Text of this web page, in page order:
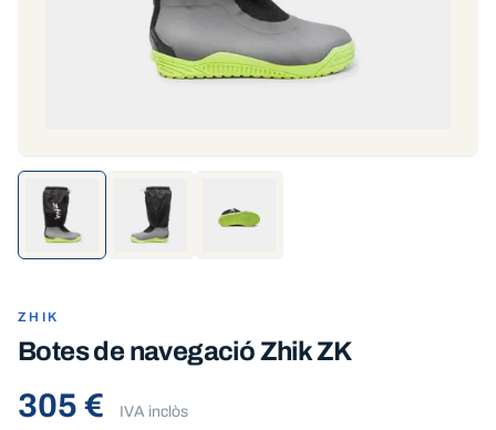
ZHIK
Botes de navegació Zhik ZK
305 € IVA inclòs